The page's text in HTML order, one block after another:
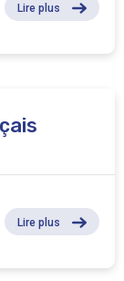
Lire plus
Lire plus